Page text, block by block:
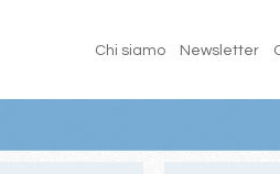
Chi siamo Newsletter